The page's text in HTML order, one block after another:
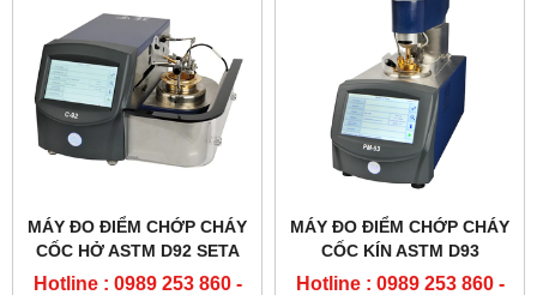
MÁY ĐO ĐIỂM CHỚP CHÁY
CỐC HỞ ASTM D92 SETA
Hotline : 0989 253 860 -
MÁY ĐO ĐIỂM CHỚP CHÁY
CỐC KÍN ASTM D93
Hotline : 0989 253 860 -